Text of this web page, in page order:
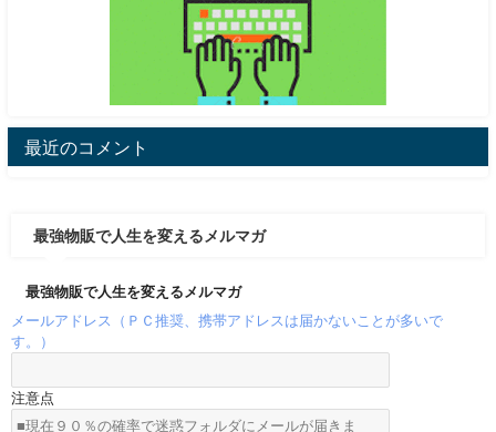
最近のコメント
最強物販で人生を変えるメルマガ
最強物販で人生を変えるメルマガ
メールアドレス（ＰＣ推奨、携帯アドレスは届かないことが多いで
す。）
注意点